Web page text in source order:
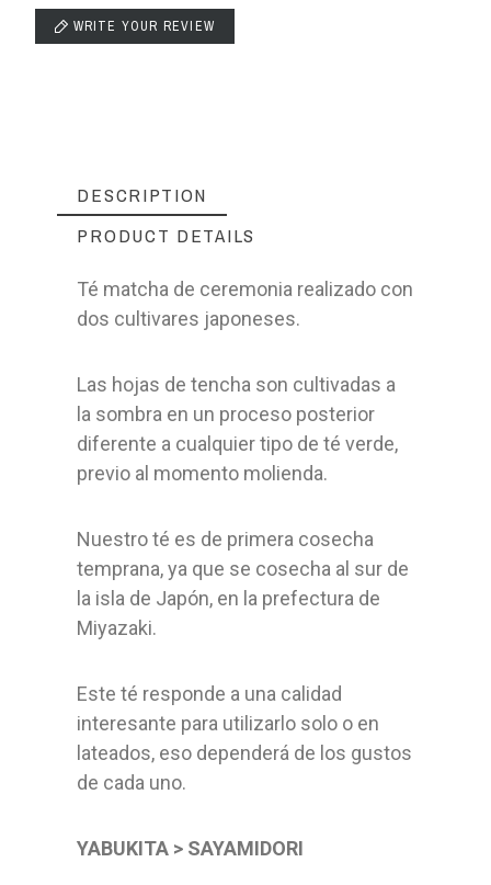
WRITE YOUR REVIEW
DESCRIPTION
PRODUCT DETAILS
Té matcha de ceremonia realizado con
dos cultivares japoneses.
Las hojas de tencha son cultivadas a
la sombra en un proceso posterior
diferente a cualquier tipo de té verde,
previo al momento molienda.
Nuestro té es de primera cosecha
temprana, ya que se cosecha al sur de
la isla de Japón, en la prefectura de
Miyazaki.
Este té responde a una calidad
interesante para utilizarlo solo o en
lateados, eso dependerá de los gustos
de cada uno.
YABUKITA > SAYAMIDORI